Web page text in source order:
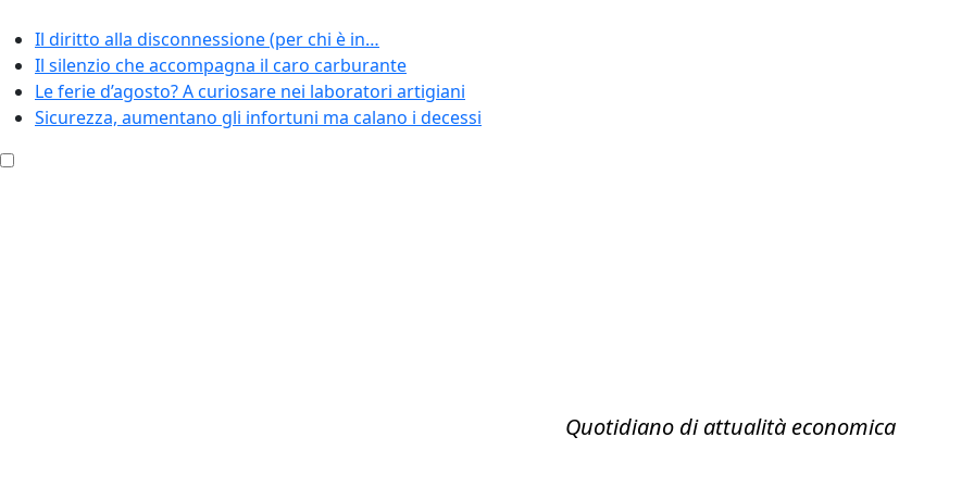
Il diritto alla disconnessione (per chi è in…
Il silenzio che accompagna il caro carburante
Le ferie d’agosto? A curiosare nei laboratori artigiani
Sicurezza, aumentano gli infortuni ma calano i decessi
Quotidiano di attualità economica